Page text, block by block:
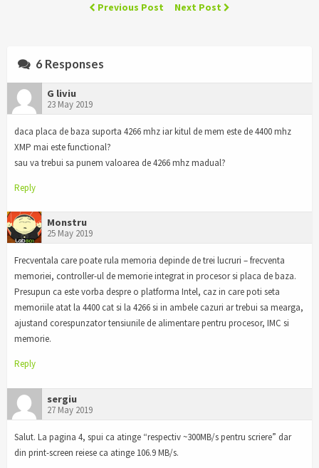
Previous Post Next Post
6 Responses
G liviu
23 May 2019
daca placa de baza suporta 4266 mhz iar kitul de mem este de 4400 mhz
XMP mai este functional?
sau va trebui sa punem valoarea de 4266 mhz madual?
Reply
Monstru
25 May 2019
Frecventala care poate rula memoria depinde de trei lucruri – frecventa
memoriei, controller-ul de memorie integrat in procesor si placa de baza.
Presupun ca este vorba despre o platforma Intel, caz in care poti seta
memoriile atat la 4400 cat si la 4266 si in ambele cazuri ar trebui sa mearga,
ajustand corespunzator tensiunile de alimentare pentru procesor, IMC si
memorie.
Reply
sergiu
27 May 2019
Salut. La pagina 4, spui ca atinge “respectiv ~300MB/s pentru scriere” dar
din print-screen reiese ca atinge 106.9 MB/s.